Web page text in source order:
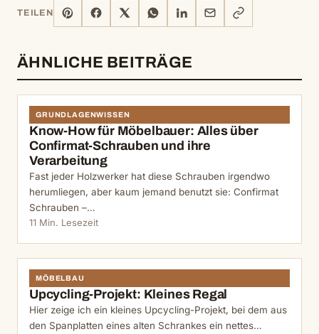
TEILEN
PINTERESTFACEBOOK WHATSAPPLINKEDIN
MAIL
LINK
KOPIEREN
ÄHNLICHE BEITRÄGE
GRUNDLAGENWISSEN
Know-How für Möbelbauer: Alles über
Confirmat-Schrauben und ihre
Verarbeitung
Fast jeder Holzwerker hat diese Schrauben irgendwo
herumliegen, aber kaum jemand benutzt sie: Confirmat
Schrauben –…
11 Min. Lesezeit
MÖBELBAU
Upcycling-Projekt: Kleines Regal
Hier zeige ich ein kleines Upcycling-Projekt, bei dem aus
den Spanplatten eines alten Schrankes ein nettes…